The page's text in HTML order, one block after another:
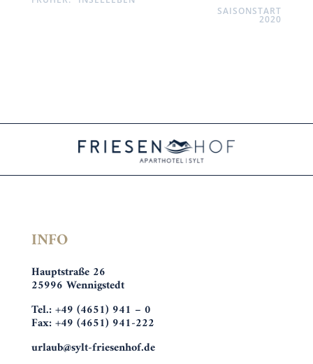
SAISONSTART
2020
INFO
Hauptstraße 26
25996 Wennigstedt
Tel.: +49 (4651) 941 – 0
Fax: +49 (4651) 941-222
urlaub@sylt-friesenhof.de